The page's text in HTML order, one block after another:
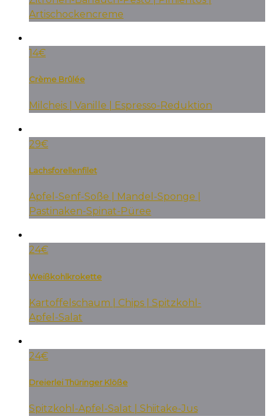
Artischockencreme
14€
Crème Brûlée
Milcheis | Vanille | Espresso-Reduktion
29€
Lachsforellenfilet
Apfel-Senf-Soße | Mandel-Sponge |
Pastinaken-Spinat-Püree
24€
Weißkohlkrokette
Kartoffelschaum | Chips | Spitzkohl-
Apfel-Salat
24€
Dreierlei Thüringer Klöße
Spitzkohl-Apfel-Salat | Shiitake-Jus